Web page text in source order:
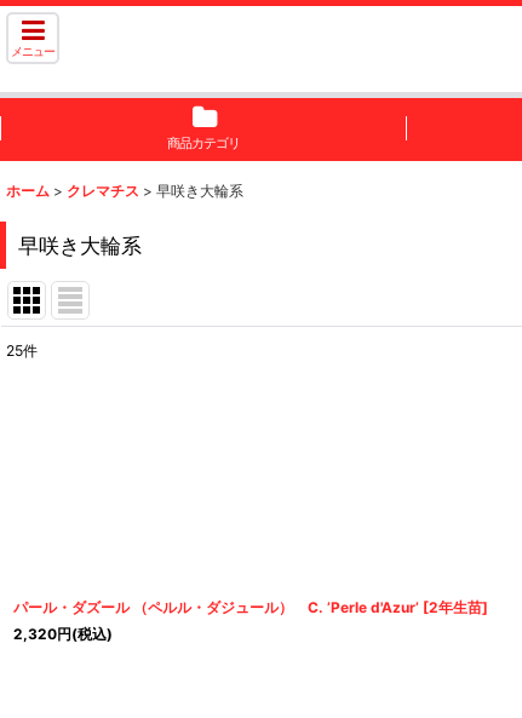
メニュー
商品カテゴリ
ホーム > クレマチス > 早咲き大輪系
早咲き大輪系
25件
パール・ダズール （ペルル・ダジュール） C. ’Perle d'Azur’ [2年生苗]
2,320円(税込)